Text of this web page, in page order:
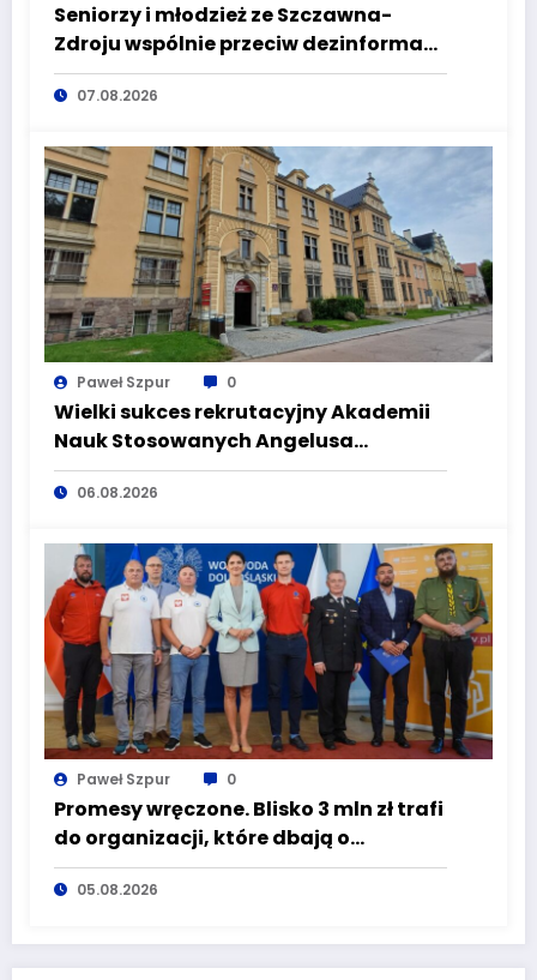
Seniorzy i młodzież ze Szczawna-
Zdroju wspólnie przeciw dezinformacji
i manipulacji
07.08.2026
Paweł Szpur 0
Wielki sukces rekrutacyjny Akademii
Nauk Stosowanych Angelusa
Silesiusa! Uczelnia bije rekordy, ale Ty
wciąż masz szansę – weź udział w II
06.08.2026
Paweł Szpur 0
Promesy wręczone. Blisko 3 mln zł trafi
do organizacji, które dbają o
bezpieczeństwo mieszkańców
Dolnego Śląska
05.08.2026